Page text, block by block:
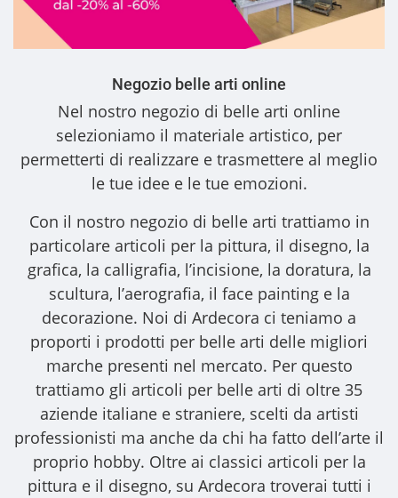
Negozio belle arti online
Nel nostro negozio di belle arti online
selezioniamo il materiale artistico, per
permetterti di realizzare e trasmettere al meglio
le tue idee e le tue emozioni.
Con il nostro negozio di belle arti trattiamo in
particolare articoli per la pittura, il disegno, la
grafica, la calligrafia, l’incisione, la doratura, la
scultura, l’aerografia, il face painting e la
decorazione. Noi di Ardecora ci teniamo a
proporti i prodotti per belle arti delle migliori
marche presenti nel mercato. Per questo
trattiamo gli articoli per belle arti di oltre 35
aziende italiane e straniere, scelti da artisti
professionisti ma anche da chi ha fatto dell’arte il
proprio hobby. Oltre ai classici articoli per la
pittura e il disegno, su Ardecora troverai tutti i